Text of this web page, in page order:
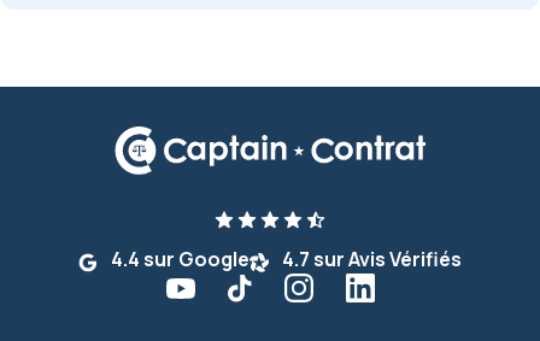
4.4 sur Google 4.7 sur Avis Vérifiés